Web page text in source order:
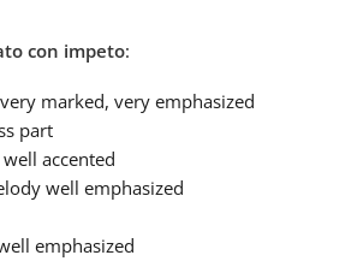
con impeto:
marked, very emphasized
part
accented
well emphasized
emphasized